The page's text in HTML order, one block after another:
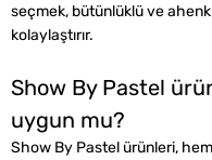
seçmek, bütünlüklü ve
kolaylaştırır.
Show By Pastel
uygun mu?
Show By Pastel ürünleri,